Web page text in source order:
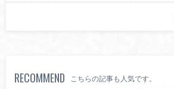
RECOMMEND こちらの記事も人気です。